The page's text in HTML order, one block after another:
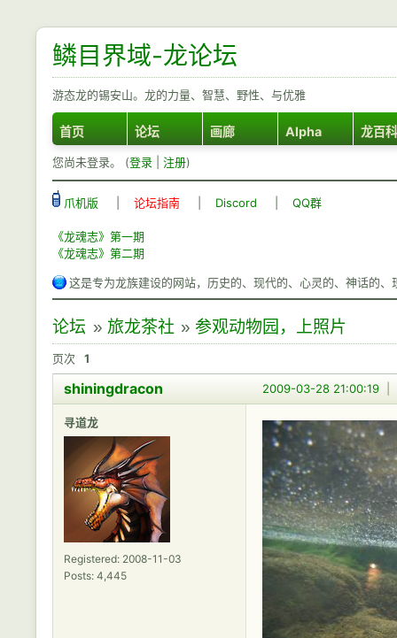
鳞目界域-龙论坛
游态龙的锡安山。龙的力量、智慧、野性、与优雅
首页 论坛 画廊 Alpha 龙百科
您尚未登录。 (登录 注册)
爪机版 论坛指南 Discord QQ群
《龙魂志》第一期
《龙魂志》第二期
这是专为龙族建设的网站，历史的、现代的、心灵的、神话的、
论坛 » 旅龙茶社 » 参观动物园，上照片
页次 1
2009-03-28 21:00:19
shiningdracon
寻道龙
Registered: 2008-11-03
Posts: 4,445